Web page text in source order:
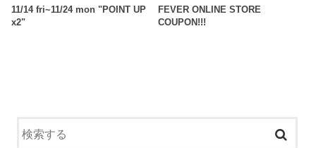
11/14 fri~11/24 mon "POINT UP
x2"
FEVER ONLINE STORE
COUPON!!!